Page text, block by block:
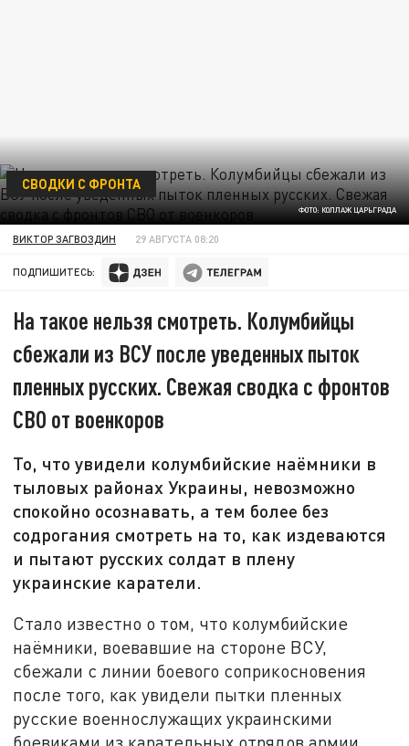
ФОТО: КОЛЛАЖ ЦАРЬГРАДА
СВОДКИ С ФРОНТА
ВИКТОР ЗАГВОЗДИН 29 АВГУСТА 08:20
ПОДПИШИТЕСЬ:
На такое нельзя смотреть. Колумбийцы
сбежали из ВСУ после уведенных пыток
пленных русских. Свежая сводка с фронтов
СВО от военкоров
То, что увидели колумбийские наёмники в
тыловых районах Украины, невозможно
спокойно осознавать, а тем более без
содрогания смотреть на то, как издеваются
и пытают русских солдат в плену
украинские каратели.
Стало известно о том, что колумбийские
наёмники, воевавшие на стороне ВСУ,
сбежали с линии боевого соприкосновения
после того, как увидели пытки пленных
русские военнослужащих украинскими
боевиками из карательных отрядов армии